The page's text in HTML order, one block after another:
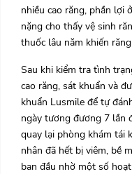
nhiều cao răng, phần lợi
nặng cho thấy vệ sinh
thuốc lâu năm khiến
Sau khi kiểm tra tình
cao răng, sát khuẩn và
khuẩn Lusmile để tự
ngày tương đương 7 lần
quay lại phòng khám tái
nhân đã hết bị viêm, bề
ban đầu nhờ một số